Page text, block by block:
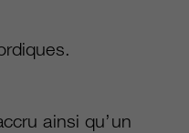
ainsi qu’un